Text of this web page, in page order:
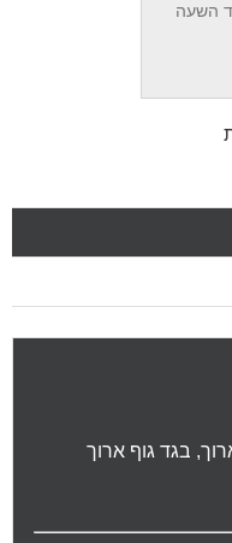
השעה
ארוך, בגד גוף ארוך